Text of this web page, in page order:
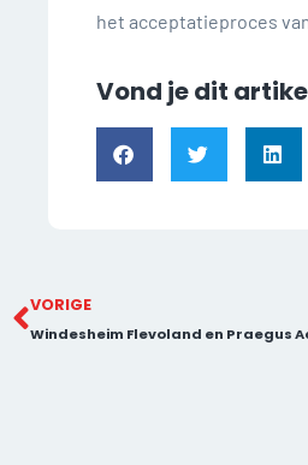
het acceptatieproces
Vond je dit
VORIGE